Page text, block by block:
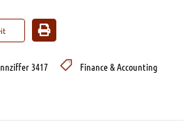
3417
Finance & Accounting